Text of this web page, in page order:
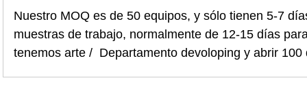
Nuestro MOQ es de 50 equipos, y sólo tienen 5-7
muestras de trabajo, normalmente de 12-15 días
tenemos arte / Departamento devoloping y abrir 100